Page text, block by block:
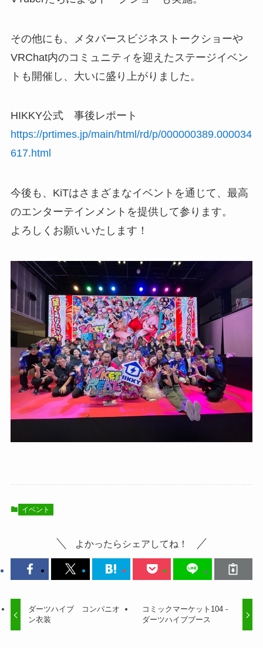
その他にも、メタバースビジネストークショーや
VRChat内のコミュニティを迎えたステージイベン
トも開催し、大いに盛り上がりました。
HIKKY公式 事後レポート
https://prtimes.jp/main/html/rd/p/000000389.000034
617.html
今後も、KiTはさまざまなイベントを通じて、最高
のエンターテインメントを提供して参ります。
よろしくお願いいたします！
イベント
よかったらシェアしてね！
ダーツハイブ コンパニオ
ン衣装
コミックマーケット104 -
ダーツハイブブース